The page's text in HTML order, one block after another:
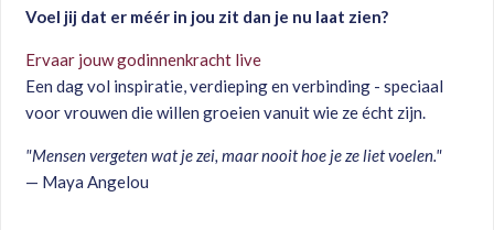
Voel jij dat er méér in jou zit dan je nu laat zien?
Ervaar jouw godinnenkracht live
Een dag vol inspiratie, verdieping en verbinding - speciaal
voor vrouwen die willen groeien vanuit wie ze écht zijn.
"Mensen vergeten wat je zei, maar nooit hoe je ze liet voelen."
— Maya Angelou